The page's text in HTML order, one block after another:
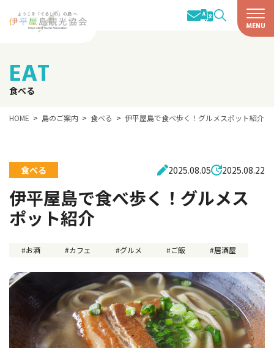
EAT
食べる
HOME 島のご案内 食べる 伊平屋島で食べ歩く！グルメスポット紹介
食べる 2025.08.05 2025.08.22
伊平屋島で食べ歩く！グルメス
ポット紹介
お酒 カフェ グルメ ご飯 居酒屋